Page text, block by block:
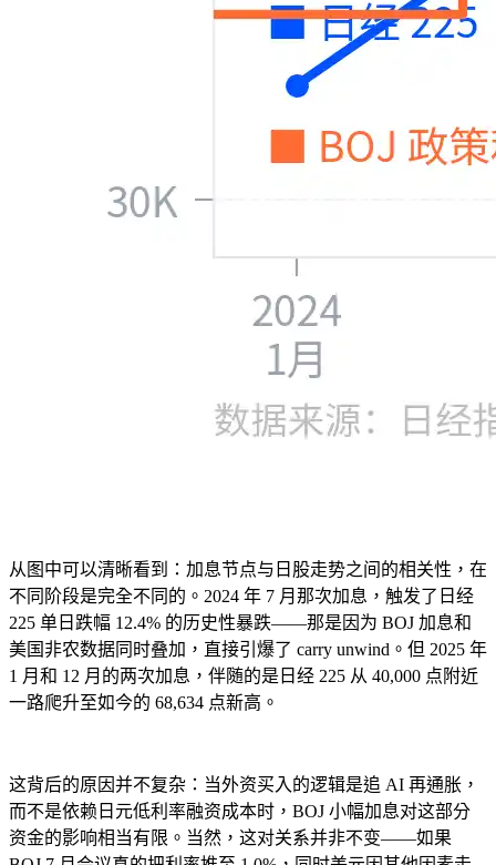
从图中可以清晰看到：加息节点与日股走势之间的相关性，在
不同阶段是完全不同的。2024 年 7 月那次加息，触发了日经
225 单日跌幅 12.4% 的历史性暴跌——那是因为 BOJ 加息和
美国非农数据同时叠加，直接引爆了 carry unwind。但 2025 年
1 月和 12 月的两次加息，伴随的是日经 225 从 40,000 点附近
一路爬升至如今的 68,634 点新高。
这背后的原因并不复杂：当外资买入的逻辑是追 AI 再通胀，
而不是依赖日元低利率融资成本时，BOJ 小幅加息对这部分
资金的影响相当有限。当然，这对关系并非不变——如果